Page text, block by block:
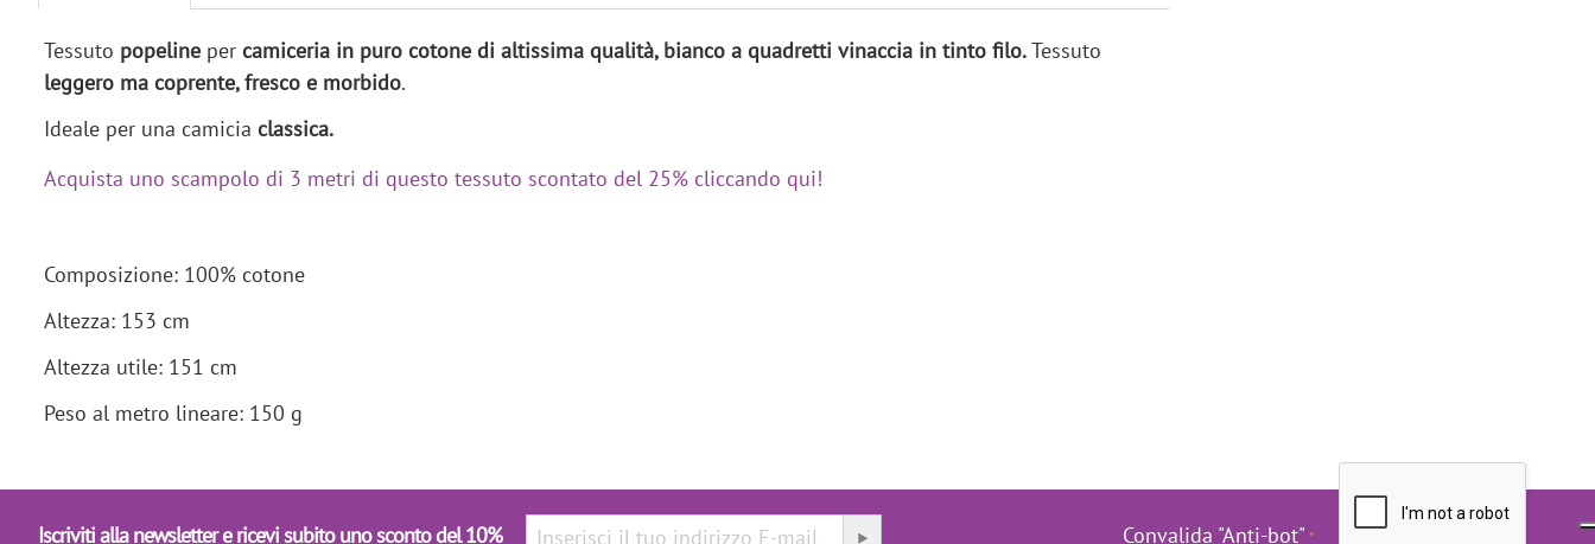
Tessuto popeline per camiceria in puro cotone di altissima qualità, bianco a quadretti vinaccia in tinto filo.Tessuto
leggero ma coprente, fresco e morbido.
Ideale per una camicia classica.
Acquista uno scampolo di 3 metri di questo tessuto scontato del 25% cliccando qui!
Composizione: 100% cotone
Altezza: 153 cm
Altezza utile: 151 cm
Peso al metro lineare: 150 g
Iscriviti alla newsletter e ricevi subito uno sconto del 10% Convalida "Anti-bot"